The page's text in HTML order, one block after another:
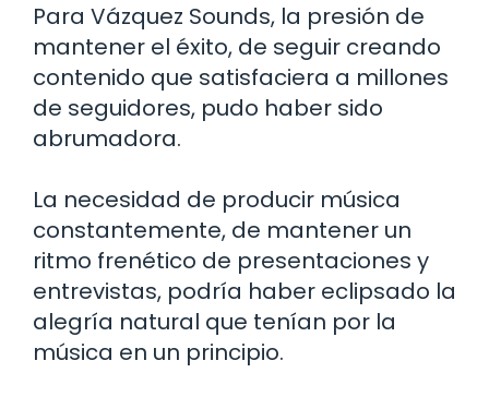
Para Vázquez Sounds, la presión de
mantener el éxito, de seguir creando
contenido que satisfaciera a millones
de seguidores, pudo haber sido
abrumadora.
La necesidad de producir música
constantemente, de mantener un
ritmo frenético de presentaciones y
entrevistas, podría haber eclipsado la
alegría natural que tenían por la
música en un principio.